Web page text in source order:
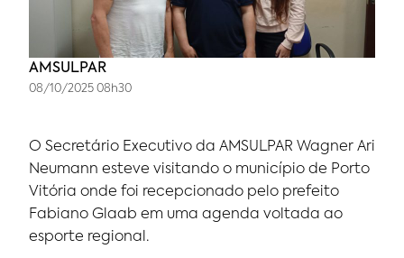
AMSULPAR
08/10/2025 08h30
O Secretário Executivo da AMSULPAR Wagner Ari
Neumann esteve visitando o município de Porto
Vitória onde foi recepcionado pelo prefeito
Fabiano Glaab em uma agenda voltada ao
esporte regional.